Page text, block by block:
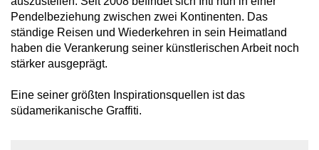
Pendelbeziehung zwischen zwei Kontinenten. Das
ständige Reisen und Wiederkehren in sein Heimatland
haben die Verankerung seiner künstlerischen Arbeit noch
stärker ausgeprägt.
Eine seiner größten Inspirationsquellen ist das
südamerikanische Graffiti.